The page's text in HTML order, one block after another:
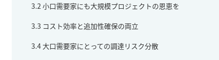
3.2 小口需要家にも大規模プロジェクトの恩恵を
3.3 コスト効率と追加性確保の両立
3.4大口需要家にとっての調達リスク分散